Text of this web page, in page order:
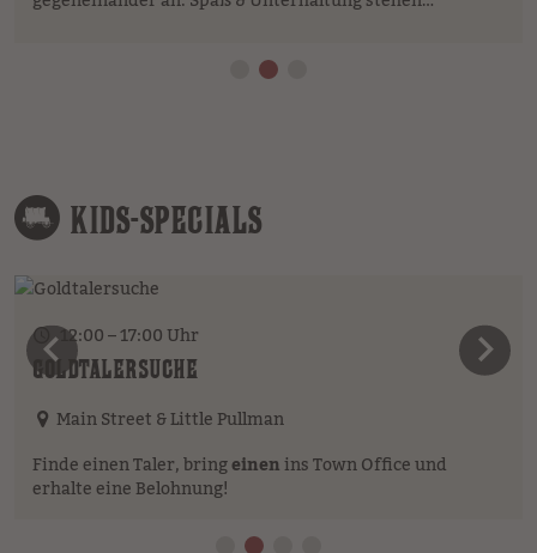
KIDS-SPECIALS
12:00 – 17:00 Uhr
GOLDTALERSUCHE
Main Street & Little Pullman
Finde einen Taler, bringeinenins Town Office und
erhalte eine Belohnung!
vorheriges Element